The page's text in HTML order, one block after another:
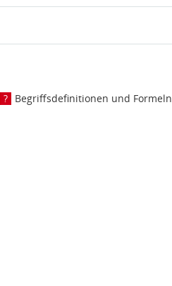
Begriffsdefinitionen und Formeln